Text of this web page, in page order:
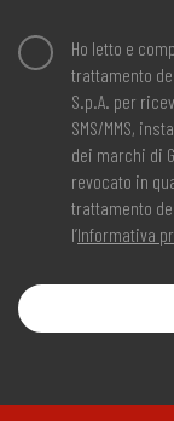
Ho letto e
trattamento
S.p.A. per
SMS/MMS,
dei marchi di
revocato in
trattamento
l’Informativa